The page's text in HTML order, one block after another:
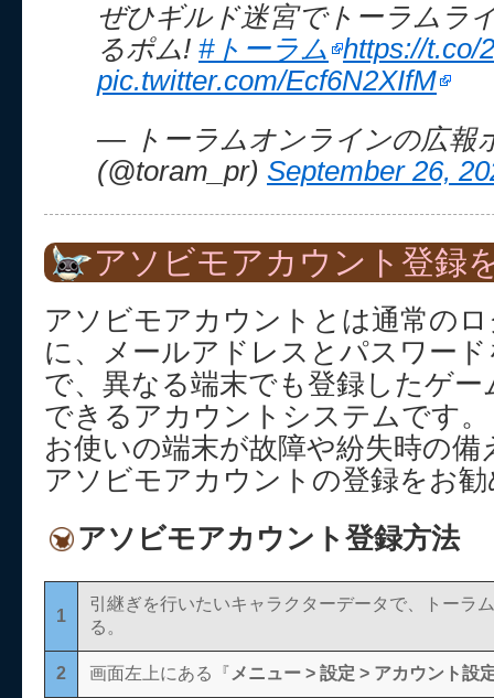
ぜひギルド迷宮でトーラムラ
るポム! #トーラム https://t.co/
pic.twitter.com/Ecf6N2XIfM
— トーラムオンラインの広報
(@toram_pr) September 26,
アソビモアカウント登録
アソビモアカウントとは通常の
に、メールアドレスとパスワー
で、異なる端末でも登録したゲ
できるアカウントシステムです。
お使いの端末が故障や紛失時の
アソビモアカウントの登録をお
アソビモアカウント登録方法
1
引継ぎを行いたいキャラクターデータで、トーラ
る。
2 画面左上にある『 メニュー > 設定 > アカウント設